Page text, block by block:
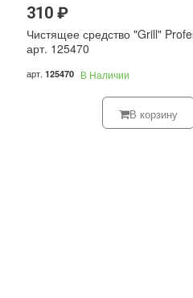
310 ₽
Чистящее средство "Grill"
арт. 125470
арт. 125470 В Наличии
В корзину